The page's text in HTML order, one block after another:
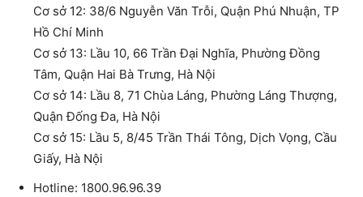
Cơ sở 12: 38/6 Nguyễn Văn Trỗi, Quận Phú Nhuận, TP
Hồ Chí Minh
Cơ sở 13: Lầu 10, 66 Trần Đại Nghĩa, Phường Đồng
Tâm, Quận Hai Bà Trưng, Hà Nội
Cơ sở 14: Lầu 8, 71 Chùa Láng, Phường Láng Thượng,
Quận Đống Đa, Hà Nội
Cơ sở 15: Lầu 5, 8/45 Trần Thái Tông, Dịch Vọng, Cầu
Giấy, Hà Nội
Hotline: 1800.96.96.39